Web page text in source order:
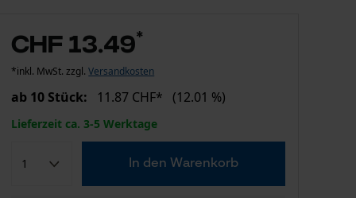
CHF 13.49*
*inkl. MwSt. zzgl.Versandkosten
ab 10 Stück: 11.87 CHF* (12.01 %)
Lieferzeit ca. 3-5 Werktage
In den Warenkorb